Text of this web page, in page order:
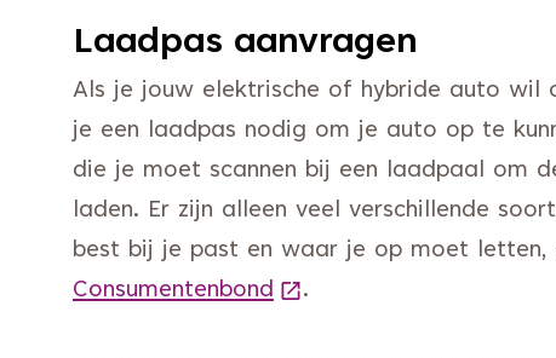
Laadpas aanvragen
Als je jouw elektrische of hybride auto wil
je een laadpas nodig om je auto op te
die je moet scannen bij een laadpaal om
laden. Er zijn alleen veel verschillende
best bij je past en waar je op moet letten,
Consumentenbond (Deze link gaat naar een
.